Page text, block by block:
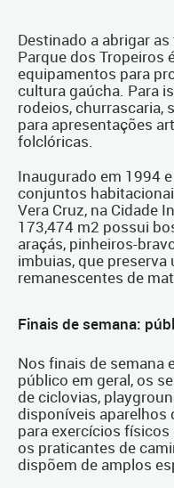
Destinado a abrigar
Parque dos Tropeiros
equipamentos para
cultura gaúcha. Para
rodeios, churrascaria,
para apresentações
folclóricas.
Inaugurado em 1994
conjuntos
Vera Cruz, na Cidade
173,474 m2 possui
araçás, pinheiros-
imbuias, que
remanescentes de
Finais de semana:
Nos finais de semana
público em geral, os
de ciclovias,
disponíveis aparelhos
para exercícios
os praticantes de
dispõem de amplos